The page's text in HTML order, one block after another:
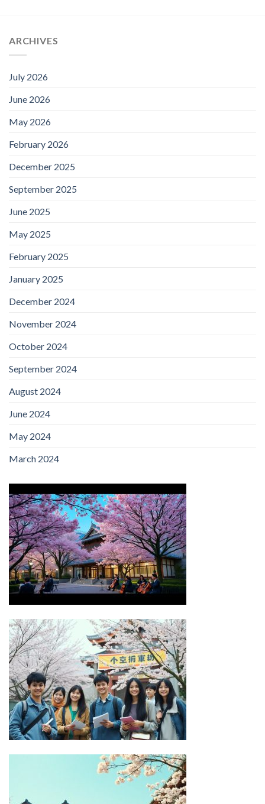
ARCHIVES
July 2026
June 2026
May 2026
February 2026
December 2025
September 2025
June 2025
May 2025
February 2025
January 2025
December 2024
November 2024
October 2024
September 2024
August 2024
June 2024
May 2024
March 2024